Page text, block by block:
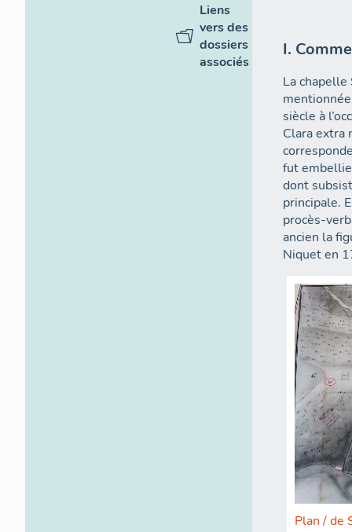
Liens
vers des
dossiers
associés
I.
La
siècle à
Clara extra
fut embellie
dont
principale.
procès-
ancien la
Niquet en
Plan / de